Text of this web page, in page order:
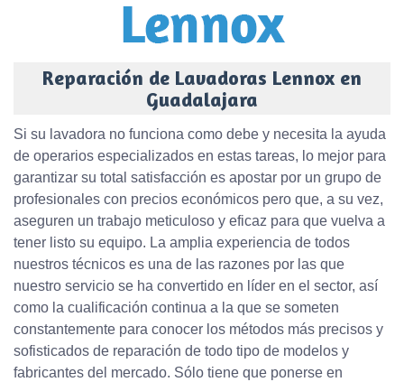
Reparación de Lavadoras Lennox en
Guadalajara
Si su lavadora no funciona como debe y necesita la ayuda
de operarios especializados en estas tareas, lo mejor para
garantizar su total satisfacción es apostar por un grupo de
profesionales con precios económicos pero que, a su vez,
aseguren un trabajo meticuloso y eficaz para que vuelva a
tener listo su equipo. La amplia experiencia de todos
nuestros técnicos es una de las razones por las que
nuestro servicio se ha convertido en líder en el sector, así
como la cualificación continua a la que se someten
constantemente para conocer los métodos más precisos y
sofisticados de reparación de todo tipo de modelos y
fabricantes del mercado. Sólo tiene que ponerse en